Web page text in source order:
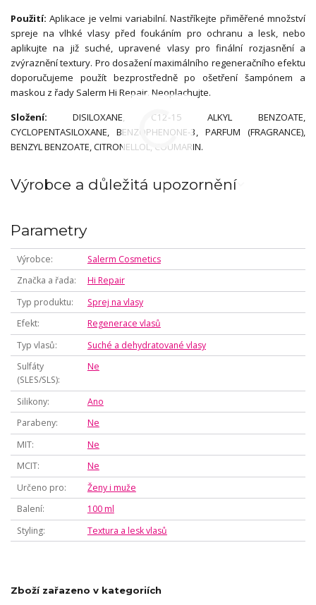
Použití: Aplikace je velmi variabilní. Nastříkejte přiměřené množství
spreje na vlhké vlasy před foukáním pro ochranu a lesk, nebo
aplikujte na již suché, upravené vlasy pro finální rozjasnění a
zvýraznění textury. Pro dosažení maximálního regeneračního efektu
doporučujeme použít bezprostředně po ošetření šampónem a
maskou z řady Salerm Hi Repair. Neoplachujte.
Složení: DISILOXANE, C12-15 ALKYL BENZOATE,
CYCLOPENTASILOXANE, BENZOPHENONE-3, PARFUM (FRAGRANCE),
BENZYL BENZOATE, CITRONELLOL, COUMARIN.
Výrobce a důležitá upozornění
Parametry
Výrobce
Salerm Cosmetics
Značka a řada
Hi Repair
Typ produktu
Sprej na vlasy
Efekt
Regenerace vlasů
Typ vlasů
Suché a dehydratované vlasy
Sulfáty
(SLES/SLS)
Ne
Silikony
Ano
Parabeny
Ne
MIT
Ne
MCIT
Ne
Určeno pro
Ženy i muže
Balení
100 ml
Styling
Textura a lesk vlasů
Zboží zařazeno v kategoriích